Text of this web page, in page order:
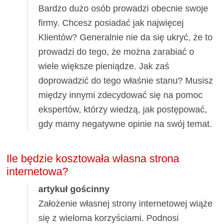
Bardzo dużo osób prowadzi obecnie swoje
firmy. Chcesz posiadać jak najwięcej
Klientów? Generalnie nie da się ukryć, że to
prowadzi do tego, że można zarabiać o
wiele większe pieniądze. Jak zaś
doprowadzić do tego właśnie stanu? Musisz
między innymi zdecydować się na pomoc
ekspertów, którzy wiedzą, jak postępować,
gdy mamy negatywne opinie na swój temat.
Ile będzie kosztowała własna strona
internetowa?
artykuł gościnny
Założenie własnej strony internetowej wiąże
się z wieloma korzyściami. Podnosi